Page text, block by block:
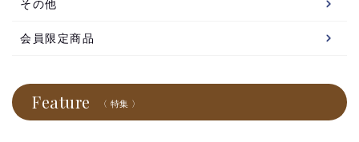
その他
会員限定商品
Feature 〈 特集 〉